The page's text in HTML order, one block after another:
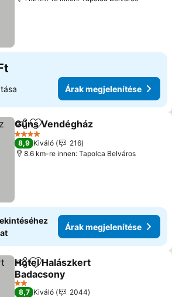
Árak megjelenítése
Megosztás
Hozzáadás a kedvencekhez
Güns Vendégház
4 Kategória
8,9 Kiváló
216
8.6 km-re innen: Tapolca Belváros
Árak megjelenítése
Megosztás
Hozzáadás a kedvencekhez
Hotel Halászkert
Badacsony
2 Kategória
8,7 Kiváló
2044